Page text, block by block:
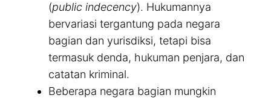
(public indecency). Hukumannya
bervariasi tergantung pada negara
bagian dan yurisdiksi, tetapi bisa
termasuk denda, hukuman penjara, dan
catatan kriminal.
Beberapa negara bagian mungkin